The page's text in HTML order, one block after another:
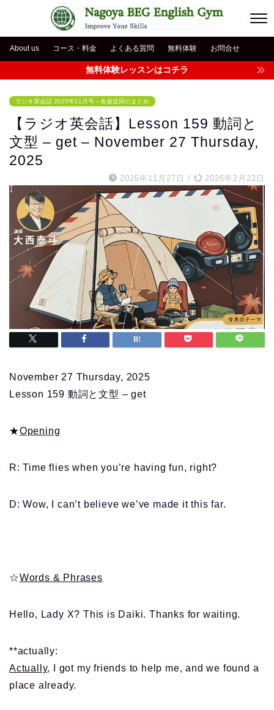
About us コース・料金 よくある質問 無料体験 お問合せ
無料体験レッスンはコチラ
ラジオ英会話 2025年11月号～各放送回のまとめ
【ラジオ英会話】Lesson 159 動詞と
文型 – get – November 27 Thursday,
2025
2025年11月27日 / 2026年2月22日
November 27 Thursday, 2025
Lesson 159 動詞と文型 – get
★Opening
R: Time flies when you’re having fun, right?
D: Wow, I can’t believe we’ve made it this far.
☆Words & Phrases
Hello, Lady X? This is Daiki. Thanks for waiting.
**actually:
Actually, I got my friends to help me, and we found a
place already.